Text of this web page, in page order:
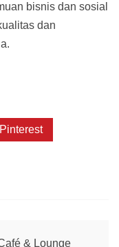
bisnis dan sosial
dan
Pinterest
& Lounge